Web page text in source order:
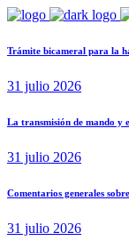
Trámite bicameral para la
31 julio 2026
La transmisión de mando y
31 julio 2026
Comentarios generales
31 julio 2026